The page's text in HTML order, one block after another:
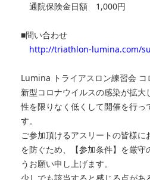
通院保険金日額 1,000円
■問い合わせ
http://triathlon-lumina.com/
Lumina トライアスロン練習会 コ
新型コロナウイルスの感染が拡
性を限りなく低くして開催を行っ
す。
ご参加頂けるアスリートの皆様に
を防ぐため、【参加条件】を厳守
うお願い申し上げます。